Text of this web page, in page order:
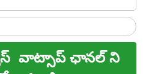
వాట్సాప్ ఛానల్ ని